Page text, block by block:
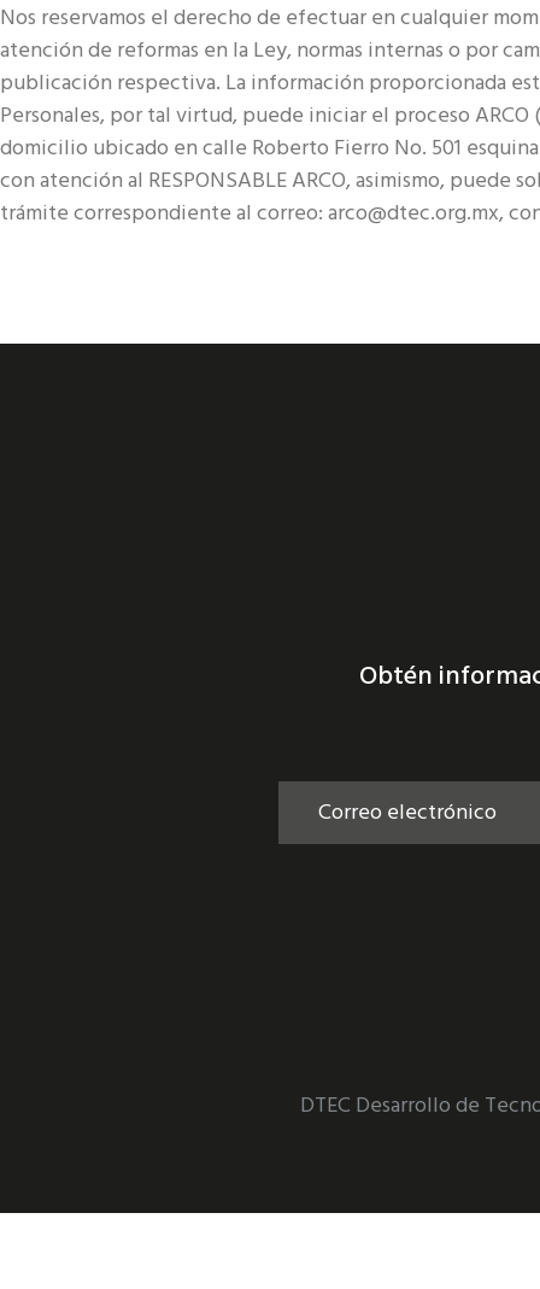
Nos reservamos el derecho de efectuar en cualquier
atención de reformas en la Ley, normas internas o por
publicación respectiva. La información proporcionada
Personales, por tal virtud, puede iniciar el proceso
domicilio ubicado en calle Roberto Fierro No. 501
con atención al RESPONSABLE ARCO, asimismo,
trámite correspondiente al correo: arco@dtec.org.mx,
Obtén
DTEC Desarrollo de